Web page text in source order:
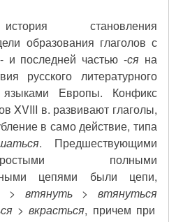
становления
образования глаголов с
и последней частью -ся на
русского литературного
Европы. Конфикс
XVIII в. развивают глаголы,
в само действие, типа
. Предшествующими
полными
цепями были цепи,
> втянуть>втянуться
> вкрасться, причем при